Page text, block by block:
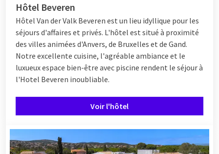
Hôtel Beveren
Hôtel Van der Valk Beveren est un lieu idyllique pour les
séjours d'affaires et privés. L'hôtel est situé à proximité
des villes animées d'Anvers, de Bruxelles et de Gand.
Notre excellente cuisine, l'agréable ambiance et le
luxueux espace bien-être avec piscine rendent le séjour à
l'Hotel Beveren inoubliable.
Voir l'hôtel